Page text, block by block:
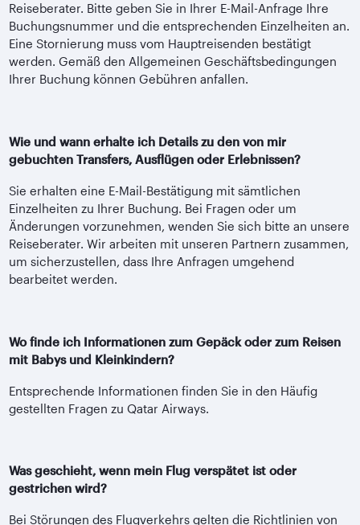
Reiseberater. Bitte geben Sie in Ihrer E-Mail-Anfrage Ihre
Buchungsnummer und die entsprechenden Einzelheiten an.
Eine Stornierung muss vom Hauptreisenden bestätigt
werden. Gemäß den Allgemeinen Geschäftsbedingungen
Ihrer Buchung können Gebühren anfallen.
Wie und wann erhalte ich Details zu den von mir
gebuchten Transfers, Ausflügen oder Erlebnissen?
Sie erhalten eine E-Mail-Bestätigung mit sämtlichen
Einzelheiten zu Ihrer Buchung. Bei Fragen oder um
Änderungen vorzunehmen, wenden Sie sich bitte an unsere
Reiseberater. Wir arbeiten mit unseren Partnern zusammen,
um sicherzustellen, dass Ihre Anfragen umgehend
bearbeitet werden.
Wo finde ich Informationen zum Gepäck oder zum Reisen
mit Babys und Kleinkindern?
Entsprechende Informationen finden Sie in den Häufig
gestellten Fragen zu Qatar Airways.
Was geschieht, wenn mein Flug verspätet ist oder
gestrichen wird?
Bei Störungen des Flugverkehrs gelten die Richtlinien von